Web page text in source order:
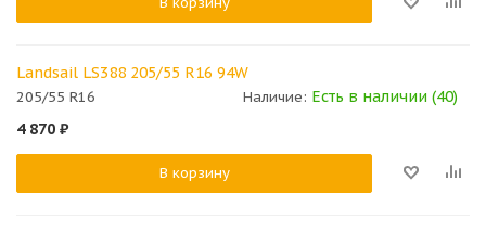
Landsail LS388 205/55 R16 94W
205/55 R16 Наличие: Есть в наличии (40)
4 870 ₽
В корзину